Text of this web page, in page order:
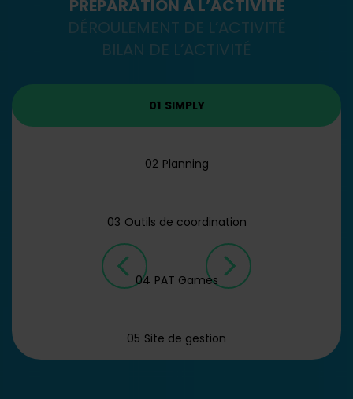
PRÉPARATION À L’ACTIVITÉ
DÉROULEMENT DE L’ACTIVITÉ
BILAN DE L’ACTIVITÉ
01 SIMPLY
02 Planning
03 Outils de coordination
04 PAT Games
05 Site de gestion